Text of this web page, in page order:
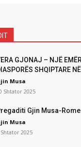
GJONAJ – NJË
SHQIPTARE
Musa
Shtator 2025
Gjin Musa-
Musa
2025